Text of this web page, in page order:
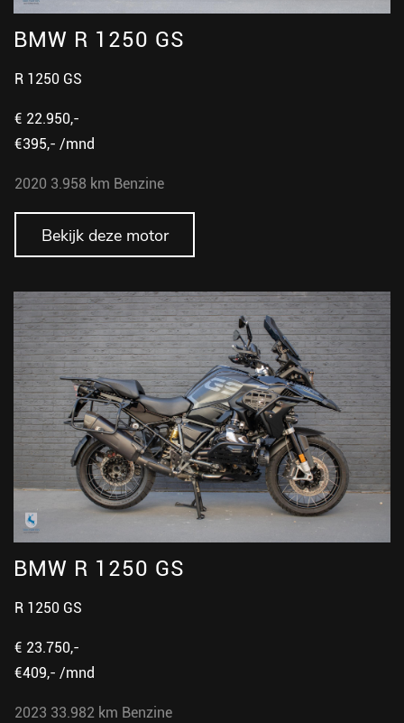
BMW R 1250 GS
R 1250 GS
€ 22.950,-
€395,- /mnd
2020 3.958 km Benzine
Bekijk deze motor
BMW R 1250 GS
R 1250 GS
€ 23.750,-
€409,- /mnd
2023 33.982 km Benzine